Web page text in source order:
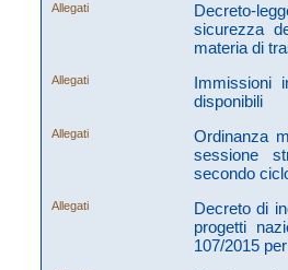
Allegati
Decreto-
sicurezza
materia di
Allegati
Immissioni
disponibili
Allegati
Ordinanza
sessione
secondo
Allegati
Decreto di
progetti
107/2015